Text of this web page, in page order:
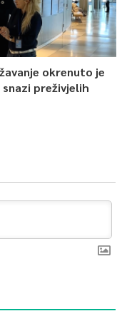
okrenuto je
snazi preživjelih